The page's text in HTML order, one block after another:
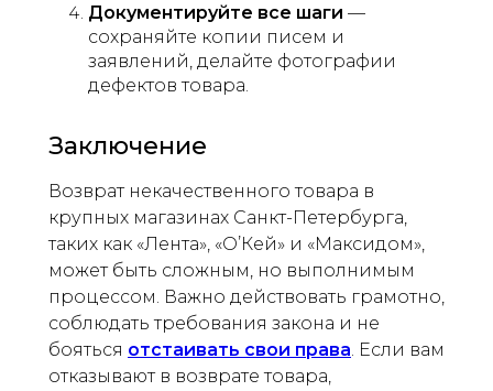
Документируйте все шаги —
сохраняйте копии писем и
заявлений, делайте фотографии
дефектов товара.
Заключение
Возврат некачественного товара в
крупных магазинах Санкт-Петербурга,
таких как «Лента», «О’Кей» и «Максидом»,
может быть сложным, но выполнимым
процессом. Важно действовать грамотно,
соблюдать требования закона и не
бояться отстаивать свои права. Если вам
отказывают в возврате товара,